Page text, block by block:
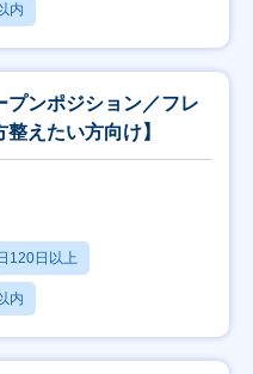
内
ンポジション／フレ
えたい方向け】
120日以上
内